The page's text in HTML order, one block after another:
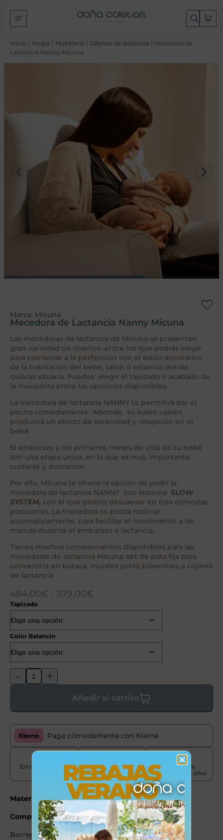
Inicio | Hogar | Mobiliario | Sillones de lactancia | Mecedora de
Lactancia Nanny Micuna
Marca: Micuna
Mecedora de Lactancia Nanny Micuna
Las mecedoras de lactancia de Micuna se presentan
gran variedad de diseños ,entre los que podrás elegir
para combinar a la perfección con el estilo decorativo
de la habitación del bebé, salón o estancia donde
quieras situarla. Puedes elegir el tapizado o acabado de
la mecedora entre las opciones disponibles.
La mecedora de lactancia NANNY te permitirá dar el
pecho cómodamente. Además, su suave vaivén
producirá un efecto de serenidad y relajación en el
bebé.
El embarazo y los primeros meses de vida de tu bebé
son una etapa única, en la que es muy importante
cuidarse y descansar.
Por ello, Micuna te ofrece la opción de pedir la
mecedora de lactancia NANNY con sistema SLOW
SYSTEM, con el que podrás descansar en tres cómodas
posiciones. La mecedora se podrá reclinar
automáticamente, para facilitar el movimiento a las
mamás durante el embarazo o lactancia.
Tienes muchos complementos disponibles para las
mecedoras de lactancia Micuna: set de pata fija para
convertirla en butaca, murales porta biberones o cojines
de lactancia.
484,00€ - 579,00€
Tapizado
Color Balancín
- +
Añadir al carrito
Paga cómodamente con Klarna
Entrega en 24-72
Envíos península
gratis +50€
Garantía de
producto de 2 años
Material:Pino – Espuma Poliuretano
Composición textil:
Borreguito: 100% poliéster
REBAJAS
VERANO